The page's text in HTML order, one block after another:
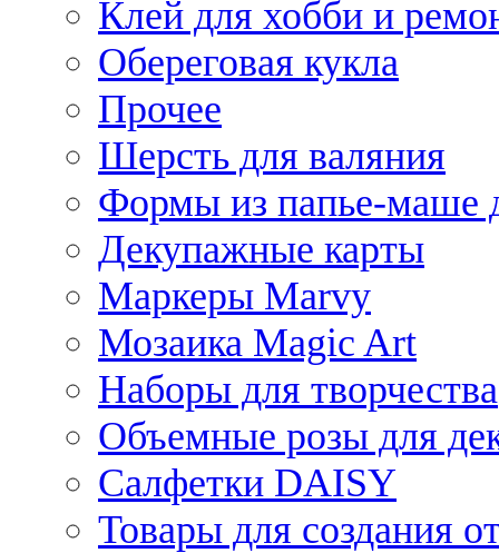
Клей для хобби и
Обереговая кукла
Прочее
Шерсть для валяния
Формы из папье-маше
Декупажные карты
Маркеры Marvy
Мозаика Magic Art
Наборы для творчества
Объемные розы для
Салфетки DAISY
Товары для создания